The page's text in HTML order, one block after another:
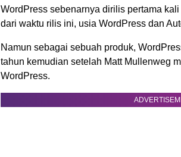
WordPress sebenarnya dirilis pertama
dari waktu rilis ini, usia WordPress dan
Namun sebagai sebuah produk,
tahun kemudian setelah Matt Mullenweg
WordPress.